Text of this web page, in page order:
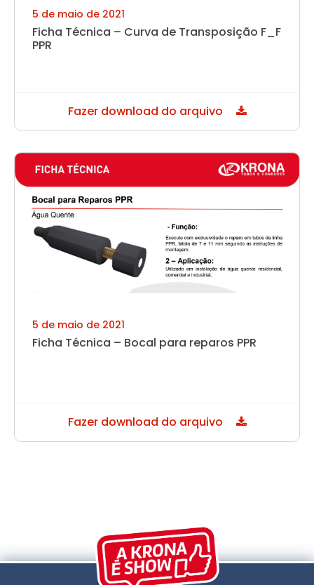
5 de maio de 2021
Ficha Técnica – Curva de Transposição F_F
PPR
Fazer download do arquivo
5 de maio de 2021
Ficha Técnica – Bocal para reparos PPR
Fazer download do arquivo